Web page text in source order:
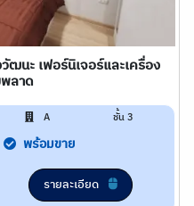
ฒนะ เฟอร์นิเจอร์และเครื่อง
ลาด
A ชั้น 3
พร้อมขาย
รายละเอียด